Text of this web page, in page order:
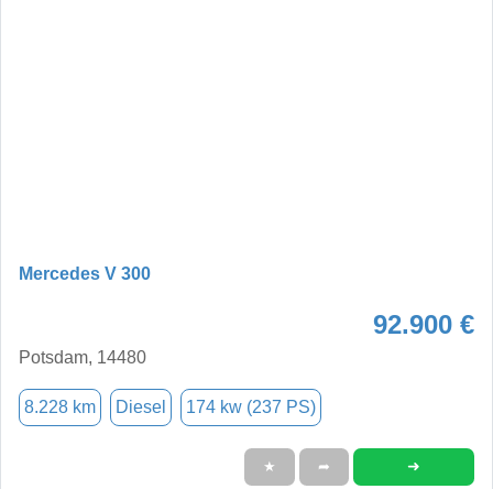
Mercedes V 300
92.900 €
Potsdam, 14480
8.228 km Diesel 174 kw (237 PS)
★ ➦ ➜